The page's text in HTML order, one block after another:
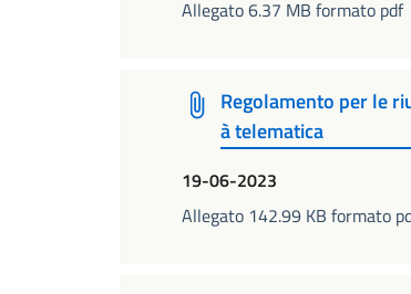
Allegato 6.37 MB formato pdf
Regolamento per le
à telematica
19-06-2023
Allegato 142.99 KB formato